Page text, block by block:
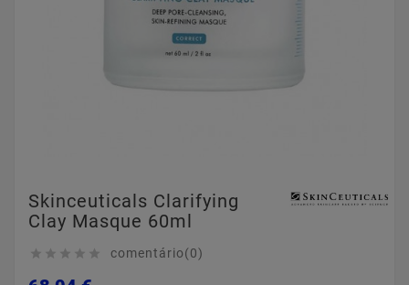
Skinceuticals Clarifying
Clay Masque 60ml
     comentário(0)